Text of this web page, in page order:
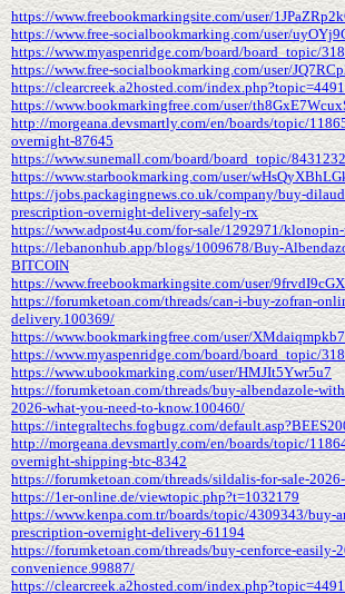
https://www.freebookmarkingsite.com/user/
https://www.free-socialbookmarking.com/user/
https://www.myaspenridge.com/board/board_topic/
https://www.free-socialbookmarking.com/user/
https://clearcreek.a2hosted.com/
https://www.bookmarkingfree.com/user/
http://morgeana.devsmartly.com/en/boards/topic/
overnight-87645
https://www.sunemall.com/board/board_topic/
https://www.starbookmarking.com/user/
https://jobs.packagingnews.co.uk/company/buy-
prescription-overnight-delivery-safely-rx
https://www.adpost4u.com/for-sale/1292971/
https://lebanonhub.app/blogs/1009678/Buy-
BITCOIN
https://www.freebookmarkingsite.com/user/
https://forumketoan.com/threads/can-i-buy-zofran-
delivery.100369/
https://www.bookmarkingfree.com/user/
https://www.myaspenridge.com/board/board_topic/
https://www.ubookmarking.com/user/HMJIt5Ywr5u7
https://forumketoan.com/threads/buy-albendazole-
2026-what-you-need-to-know.100460/
https://integraltechs.fogbugz.com/
http://morgeana.devsmartly.com/en/boards/topic/
overnight-shipping-btc-8342
https://forumketoan.com/threads/sildalis-for-sale-
https://1er-online.de/viewtopic.php?t=1032179
https://www.kenpa.com.tr/boards/topic/4309343/buy-
prescription-overnight-delivery-61194
https://forumketoan.com/threads/buy-cenforce-easily-
convenience.99887/
https://clearcreek.a2hosted.com/